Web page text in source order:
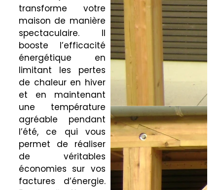
transforme votre
maison de manière
spectaculaire. Il
booste l’efficacité
énergétique en
limitant les pertes
de chaleur en hiver
et en maintenant
une température
agréable pendant
l’été, ce qui vous
permet de réaliser
de véritables
économies sur vos
factures d’énergie.